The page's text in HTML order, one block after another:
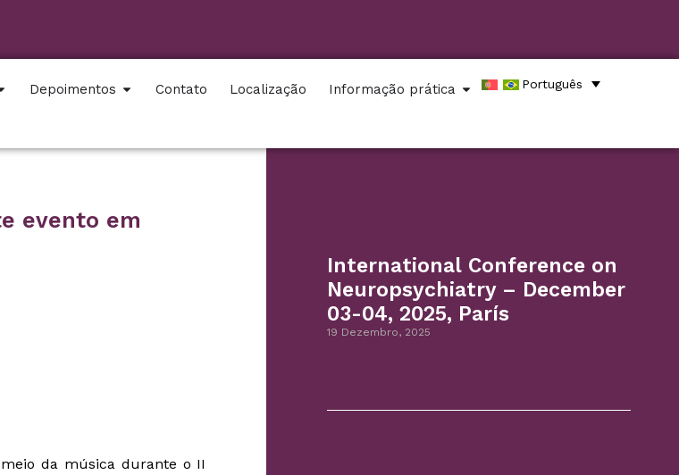
Depoimentos Contato Localização Informação prática Português
evento em
da música durante o II
International Conference on
Neuropsychiatry – December
03-04, 2025, París
19 Dezembro, 2025